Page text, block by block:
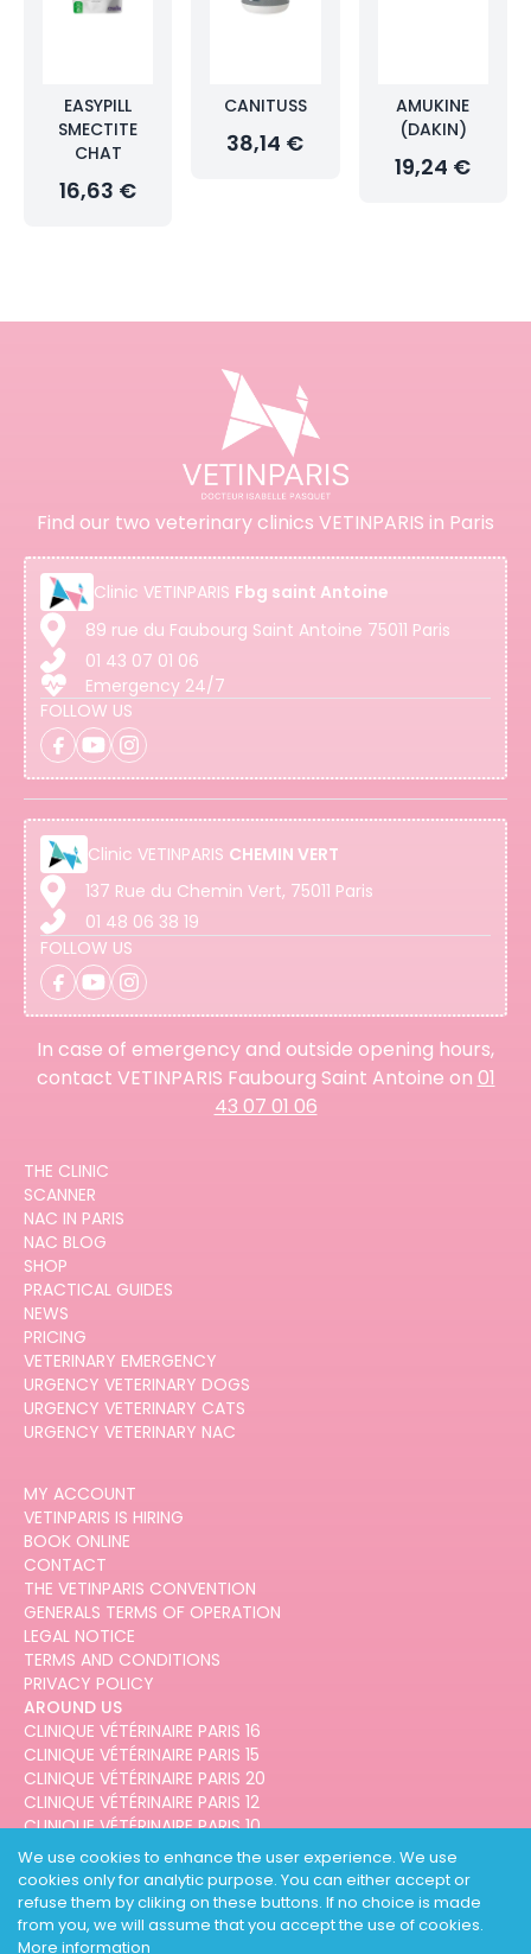
We use cookies to enhance the user experience. We use
cookies only for analytic purpose. You can either accept or
refuse them by cliking on these buttons. If no choice is made
from you, we will assume that you accept the use of cookies.
More information
EASYPILL
SMECTITE
CHAT
16,63 €
CANITUSS
38,14 €
AMUKINE
(DAKIN)
19,24 €
Find our two veterinary clinics VETINPARIS in Paris
Clinic VETINPARIS Fbg saint Antoine
89 rue du Faubourg Saint Antoine 75011 Paris
01 43 07 01 06
Emergency 24/7
FOLLOW US
Clinic VETINPARIS CHEMIN VERT
137 Rue du Chemin Vert, 75011 Paris
01 48 06 38 19
FOLLOW US
In case of emergency and outside opening hours,
contact VETINPARIS Faubourg Saint Antoine on 01
43 07 01 06
THE CLINIC
SCANNER
NAC IN PARIS
NAC BLOG
SHOP
PRACTICAL GUIDES
NEWS
PRICING
VETERINARY EMERGENCY
URGENCY VETERINARY DOGS
URGENCY VETERINARY CATS
URGENCY VETERINARY NAC
MY ACCOUNT
VETINPARIS IS HIRING
BOOK ONLINE
CONTACT
THE VETINPARIS CONVENTION
GENERALS TERMS OF OPERATION
LEGAL NOTICE
TERMS AND CONDITIONS
PRIVACY POLICY
AROUND US
CLINIQUE VÉTÉRINAIRE PARIS 16
CLINIQUE VÉTÉRINAIRE PARIS 15
CLINIQUE VÉTÉRINAIRE PARIS 20
CLINIQUE VÉTÉRINAIRE PARIS 12
CLINIQUE VÉTÉRINAIRE PARIS 10
CLINIQUE VÉTÉRINAIRE PARIS 3